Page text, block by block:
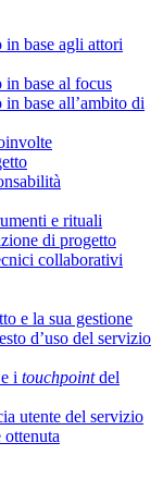
base agli attori
base al focus
base all’ambito di
e rituali
di progetto
collaborativi
e la sua gestione
d’uso del servizio
i touchpointdel
utente del servizio